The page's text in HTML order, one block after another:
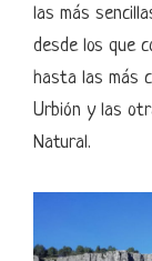
las más
desde los que
hasta las más
Urbión y las
Natural.